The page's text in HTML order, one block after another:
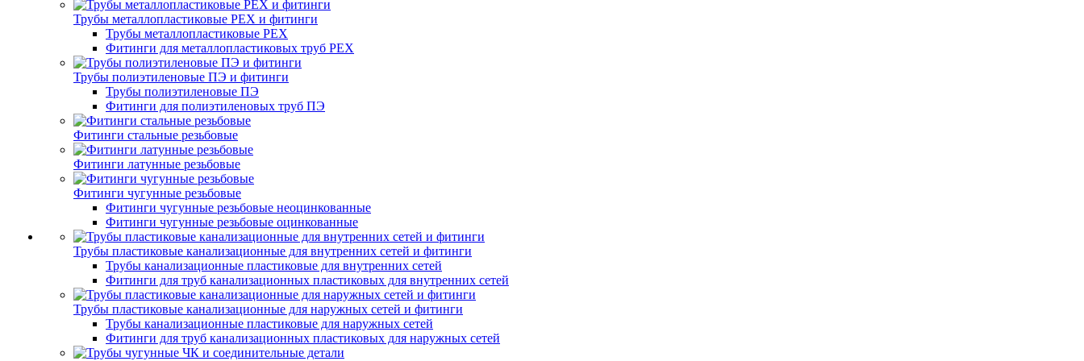
Трубы металлопластиковые PEX и фитинги
Трубы металлопластиковые PEX
Фитинги для металлопластиковых труб PEX
Трубы полиэтиленовые ПЭ и фитинги
Трубы полиэтиленовые ПЭ
Фитинги для полиэтиленовых труб ПЭ
Фитинги стальные резьбовые
Фитинги латунные резьбовые
Фитинги чугунные резьбовые
Фитинги чугунные резьбовые неоцинкованные
Фитинги чугунные резьбовые оцинкованные
Трубы пластиковые канализационные для внутренних сетей и фитинги
Трубы канализационные пластиковые для внутренних сетей
Фитинги для труб канализационных пластиковых для внутренних сетей
Трубы пластиковые канализационные для наружных сетей и фитинги
Трубы канализационные пластиковые для наружных сетей
Фитинги для труб канализационных пластиковых для наружных сетей